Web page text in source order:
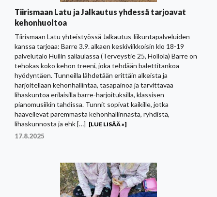
Tiirismaan Latu ja Jalkautus yhdessä tarjoavat
kehonhuoltoa
Tiirismaan Latu yhteistyössä Jalkautus-liikuntapalveluiden
kanssa tarjoaa: Barre 3.9. alkaen keskiviikkoisin klo 18-19
palvelutalo Huilin saliaulassa (Terveystie 25, Hollola) Barre on
tehokas koko kehon treeni, joka tehdään balettitankoa
hyödyntäen. Tunneilla lähdetään erittäin alkeista ja
harjoitellaan kehonhallintaa, tasapainoa ja tarvittavaa
lihaskuntoa erilaisilla barre-harjoituksilla, klassisen
pianomusiikin tahdissa. Tunnit sopivat kaikille, jotka
haaveilevat paremmasta kehonhallinnasta, ryhdistä,
lihaskunnosta ja ehk […] [LUE LISÄÄ »]
17.8.2025